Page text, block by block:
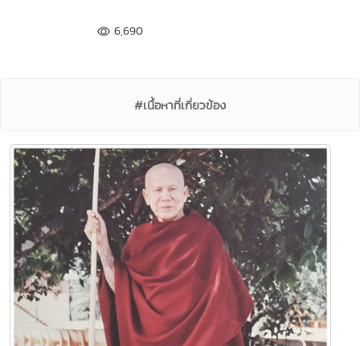
6,690
#เนื้อหาที่เกี่ยวข้อง